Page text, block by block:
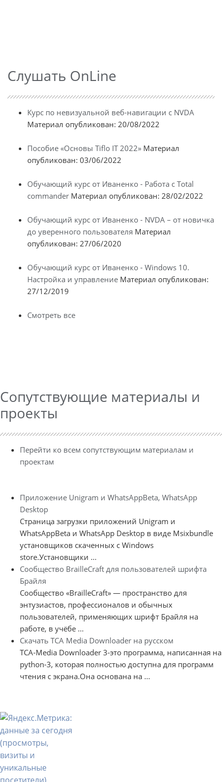
Слушать OnLine
Курс по невизуальной веб-навигации с NVDA
Материал опубликован: 20/08/2022
Пособие «Основы Tiflo IT 2022» Материал
опубликован: 03/06/2022
Обучающий курс от Иваненко - Работа с Total
commander Материал опубликован: 28/02/2022
Обучающий курс от Иваненко - NVDA – от новичка
до уверенного пользователя Материал
опубликован: 27/06/2020
Обучающий курс от Иваненко - Windows 10.
Настройка и управление Материал опубликован:
27/12/2019
Смотреть все
Сопутствующие материалы и
проекты
Перейти ко всем сопутствующим материалам и
проектам
Приложение Unigram и WhatsAppBeta, WhatsApp
Desktop
Страница загрузки приложений Unigram и
WhatsAppBeta и WhatsApp Desktop в виде Msixbundle
установщиков скаченных с Windows
store.Установщики ...
Сообщество BrailleCraft для пользователей шрифта
Брайля
Сообщество «BrailleCraft» — пространство для
энтузиастов, профессионалов и обычных
пользователей, применяющих шрифт Брайля на
работе, в учёбе ...
Скачать TCA Media Downloader на русском
TCA-Media Downloader 3-это программа, написанная на
python-3, которая полностью доступна для программ
чтения с экрана.Она основана на ...